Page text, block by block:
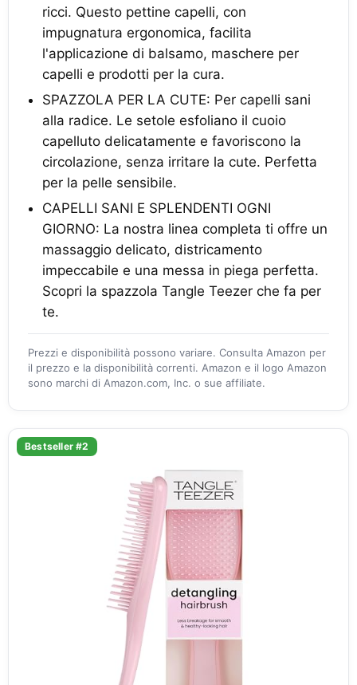
ricci. Questo pettine capelli, con
impugnatura ergonomica, facilita
l'applicazione di balsamo, maschere per
capelli e prodotti per la cura.
SPAZZOLA PER LA CUTE: Per capelli sani
alla radice. Le setole esfoliano il cuoio
capelluto delicatamente e favoriscono la
circolazione, senza irritare la cute. Perfetta
per la pelle sensibile.
CAPELLI SANI E SPLENDENTI OGNI
GIORNO: La nostra linea completa ti offre un
massaggio delicato, districamento
impeccabile e una messa in piega perfetta.
Scopri la spazzola Tangle Teezer che fa per
te.
Prezzi e disponibilità possono variare. Consulta Amazon per
il prezzo e la disponibilità correnti. Amazon e il logo Amazon
sono marchi di Amazon.com, Inc. o sue affiliate.
Bestseller #2